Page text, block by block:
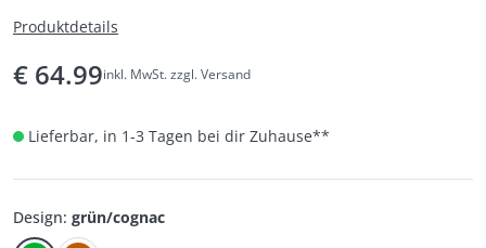
sondern ein ganz besonderes Schmuckstück für alle, die auf
Nachhaltigkeit achten.
Produktdetails
€ 64.99inkl. MwSt. zzgl. Versand
Lieferbar, in 1-3 Tagen bei dir Zuhause**
Design: grün/cognac